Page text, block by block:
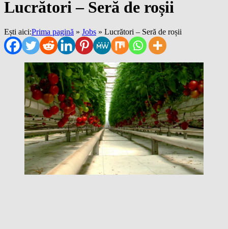
Lucrători – Seră de roșii
Ești aici:Prima pagină » Jobs » Lucrători – Seră de roșii